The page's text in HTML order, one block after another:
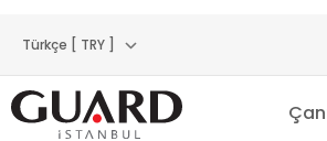
Türkçe [ TRY ]